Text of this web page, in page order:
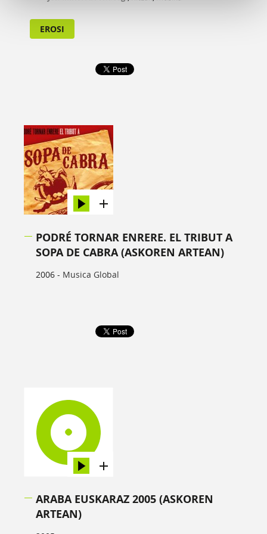
EROSI
PODRÉ TORNAR ENRERE. EL TRIBUT A
SOPA DE CABRA (ASKOREN ARTEAN)
2006 - Musica Global
ARABA EUSKARAZ 2005 (ASKOREN
ARTEAN)